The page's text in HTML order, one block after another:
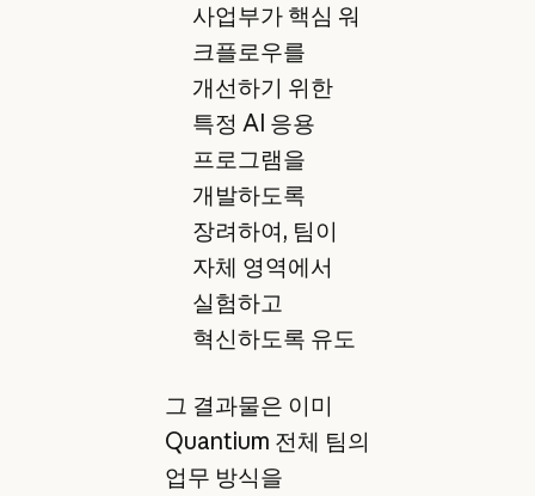
사업부가 핵심 워
크플로우를
개선하기 위한
특정 AI 응용
프로그램을
개발하도록
장려하여, 팀이
자체 영역에서
실험하고
혁신하도록 유도
그 결과물은 이미
Quantium 전체 팀의
업무 방식을